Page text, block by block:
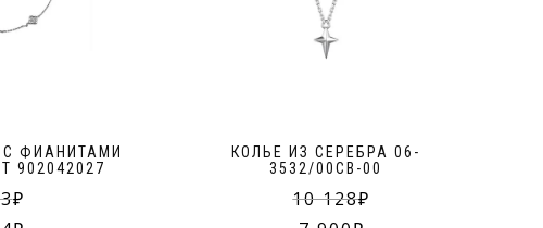
С ФИАНИТАМИ
902042027
КОЛЬЕ ИЗ СЕРЕБРА 06-
3532/00СВ-00
10 128